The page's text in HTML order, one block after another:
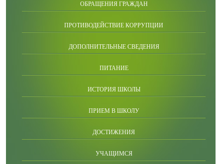
ОБРАЩЕНИЯ ГРАЖДАН
ПРОТИВОДЕЙСТВИЕ КОРРУПЦИИ
ДОПОЛНИТЕЛЬНЫЕ СВЕДЕНИЯ
ПИТАНИЕ
ИСТОРИЯ ШКОЛЫ
ПРИЕМ В ШКОЛУ
ДОСТИЖЕНИЯ
УЧАЩИМСЯ